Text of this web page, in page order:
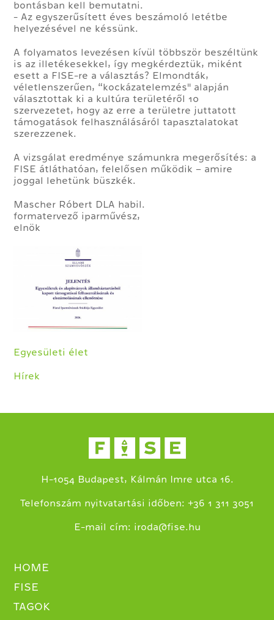
bontásban kell bemutatni.
- Az egyszerűsített éves beszámoló letétbe
helyezésével ne késsünk.
A folyamatos levezésen kívül többször beszéltünk
is az illetékesekkel, így megkérdeztük, miként
esett a FISE-re a választás? Elmondták,
véletlenszerűen, “kockázatelemzés" alapján
választottak ki a kultúra területéről 10
szervezetet, hogy az erre a területre juttatott
támogatások felhasználásáról tapasztalatokat
szerezzenek.
A vizsgálat eredménye számunkra megerősítés: a
FISE átláthatóan, felelősen működik – amire
joggal lehetünk büszkék.
Mascher Róbert DLA habil.
formatervező iparművész,
elnök
Egyesületi élet
Hírek
H-1054 Budapest, Kálmán Imre utca 16.
Telefonszám nyitvatartási időben: +36 1 311 3051
E-mail cím: iroda@fise.hu
HOME
FISE
TAGOK